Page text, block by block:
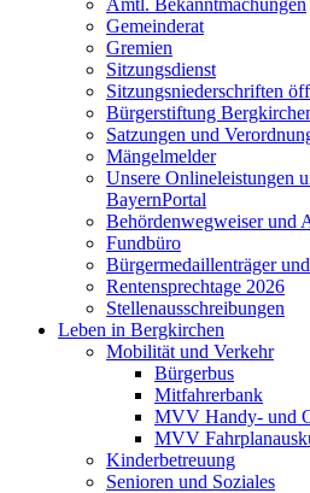
Amtl. Bekanntmachungen
Gemeinderat
Gremien
Sitzungsdienst
Sitzungsniederschriften
Bürgerstiftung
Satzungen und
Mängelmelder
Unsere Onlineleistungen
BayernPortal
Behördenwegweiser und
Fundbüro
Bürgermedaillenträger
Rentensprechtage 2026
Stellenausschreibungen
Leben in Bergkirchen
Mobilität und Verkehr
Bürgerbus
Mitfahrerbank
MVV Handy- und
MVV
Kinderbetreuung
Senioren und Soziales